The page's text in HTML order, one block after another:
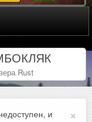
Rust
×
и